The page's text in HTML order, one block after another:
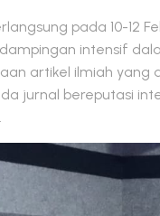
pada 10-12
intensif
artikel ilmiah yang
jurnal bereputasi